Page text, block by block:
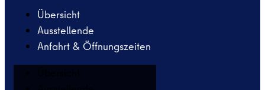
Übersicht
Ausstellende
Anfahrt & Öffnungszeiten